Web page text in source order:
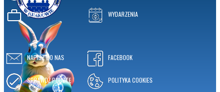
OFERTA WYDARZENIA
NAPISZ DO NAS
SPRAWDŹ POCZTĘ
FACEBOOK
POLITYKA COOKIES